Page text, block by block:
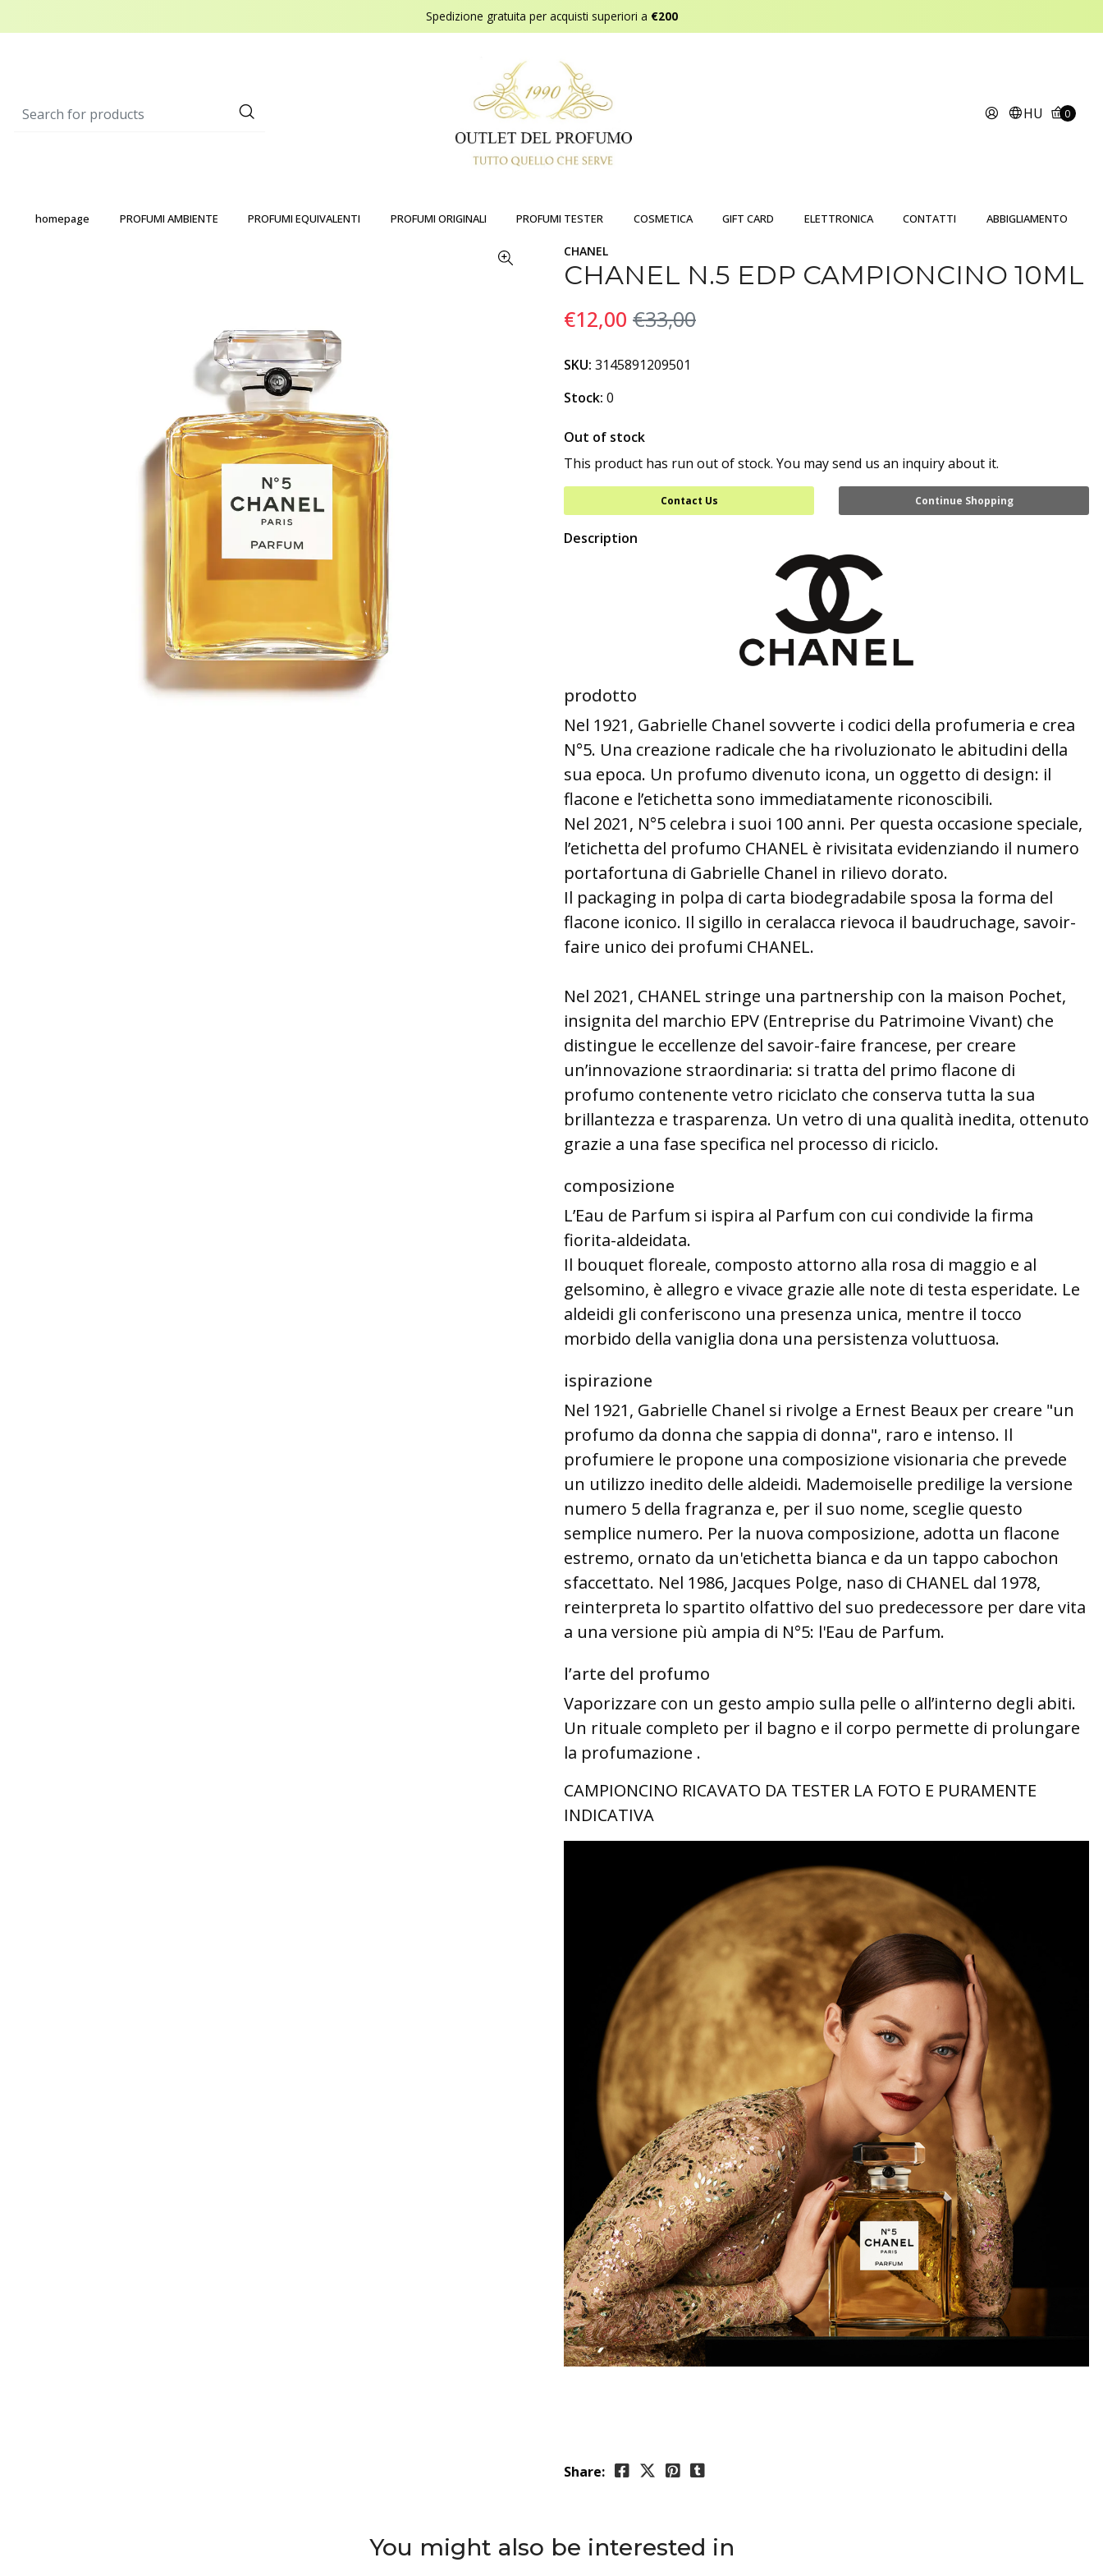
Spedizione gratuita per acquisti superiori a €200
HU 0
homepage PROFUMI AMBIENTE PROFUMI EQUIVALENTI PROFUMI ORIGINALI PROFUMI TESTER COSMETICA GIFT CARD ELETTRONICA CONTATTI ABBIGLIAMENTO
CHANEL
CHANEL N.5 EDP CAMPIONCINO 10ML
€12,00 €33,00
SKU: 3145891209501
Stock: 0
Out of stock
This product has run out of stock. You may send us an inquiry about it.
Contact Us Continue Shopping
Description
prodotto
Nel 1921, Gabrielle Chanel sovverte i codici della profumeria e crea
N°5. Una creazione radicale che ha rivoluzionato le abitudini della
sua epoca. Un profumo divenuto icona, un oggetto di design: il
flacone e l’etichetta sono immediatamente riconoscibili.
Nel 2021, N°5 celebra i suoi 100 anni. Per questa occasione speciale,
l’etichetta del profumo CHANEL è rivisitata evidenziando il numero
portafortuna di Gabrielle Chanel in rilievo dorato.
Il packaging in polpa di carta biodegradabile sposa la forma del
flacone iconico. Il sigillo in ceralacca rievoca il baudruchage, savoir-
faire unico dei profumi CHANEL.
Nel 2021, CHANEL stringe una partnership con la maison Pochet,
insignita del marchio EPV (Entreprise du Patrimoine Vivant) che
distingue le eccellenze del savoir-faire francese, per creare
un’innovazione straordinaria: si tratta del primo flacone di
profumo contenente vetro riciclato che conserva tutta la sua
brillantezza e trasparenza. Un vetro di una qualità inedita, ottenuto
grazie a una fase specifica nel processo di riciclo.
composizione
L’Eau de Parfum si ispira al Parfum con cui condivide la firma
fiorita-aldeidata.
Il bouquet floreale, composto attorno alla rosa di maggio e al
gelsomino, è allegro e vivace grazie alle note di testa esperidate. Le
aldeidi gli conferiscono una presenza unica, mentre il tocco
morbido della vaniglia dona una persistenza voluttuosa.
ispirazione
Nel 1921, Gabrielle Chanel si rivolge a Ernest Beaux per creare "un
profumo da donna che sappia di donna", raro e intenso. Il
profumiere le propone una composizione visionaria che prevede
un utilizzo inedito delle aldeidi. Mademoiselle predilige la versione
numero 5 della fragranza e, per il suo nome, sceglie questo
semplice numero. Per la nuova composizione, adotta un flacone
estremo, ornato da un'etichetta bianca e da un tappo cabochon
sfaccettato. Nel 1986, Jacques Polge, naso di CHANEL dal 1978,
reinterpreta lo spartito olfattivo del suo predecessore per dare vita
a una versione più ampia di N°5: l'Eau de Parfum.
l’arte del profumo
Vaporizzare con un gesto ampio sulla pelle o all’interno degli abiti.
Un rituale completo per il bagno e il corpo permette di prolungare
la profumazione .
CAMPIONCINO RICAVATO DA TESTER LA FOTO E PURAMENTE
INDICATIVA
Share:
You might also be interested in